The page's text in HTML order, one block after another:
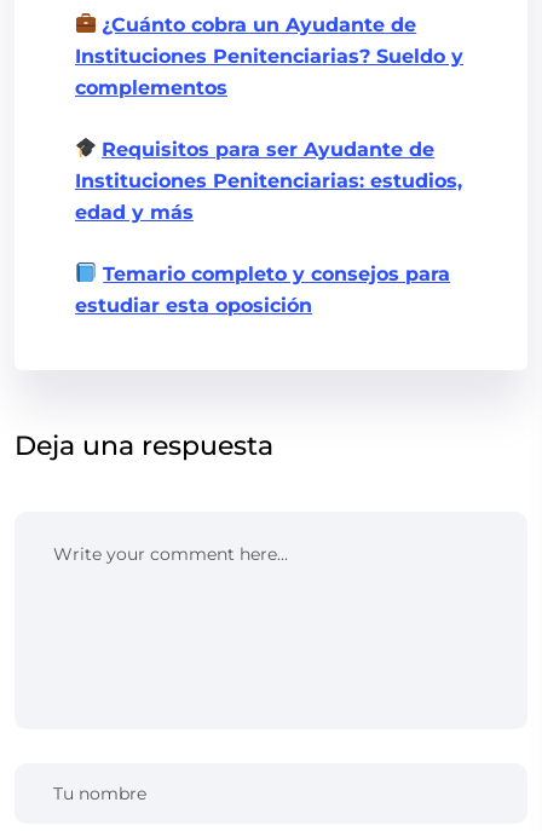
¿Cuánto cobra un Ayudante de
Instituciones Penitenciarias? Sueldo y
complementos
Requisitos para ser Ayudante de
Instituciones Penitenciarias: estudios,
edad y más
Temario completo y consejos para
estudiar esta oposición
Deja una respuesta